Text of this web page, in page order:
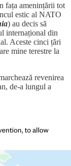
fața amenințării tot
estic al NATO
) au decis să
internațional din
Aceste cinci țări
mine terestre la
revenirea
de-a lungul a